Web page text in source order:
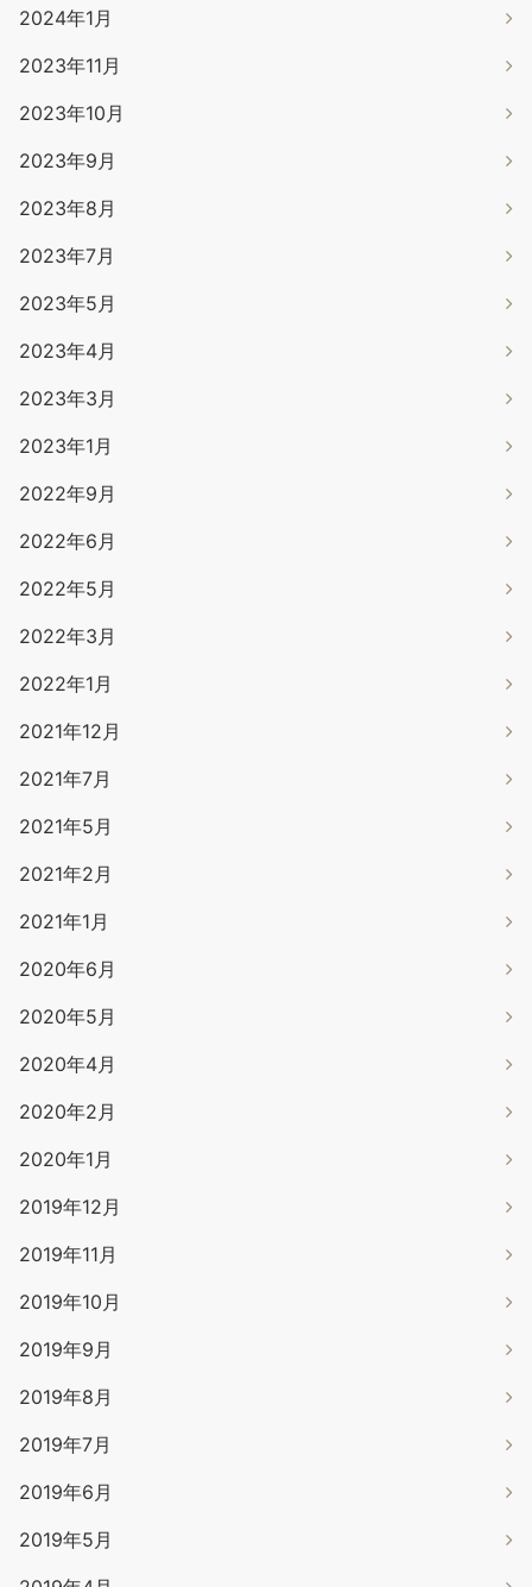
2024年1月
2023年11月
2023年10月
2023年9月
2023年8月
2023年7月
2023年5月
2023年4月
2023年3月
2023年1月
2022年9月
2022年6月
2022年5月
2022年3月
2022年1月
2021年12月
2021年7月
2021年5月
2021年2月
2021年1月
2020年6月
2020年5月
2020年4月
2020年2月
2020年1月
2019年12月
2019年11月
2019年10月
2019年9月
2019年8月
2019年7月
2019年6月
2019年5月